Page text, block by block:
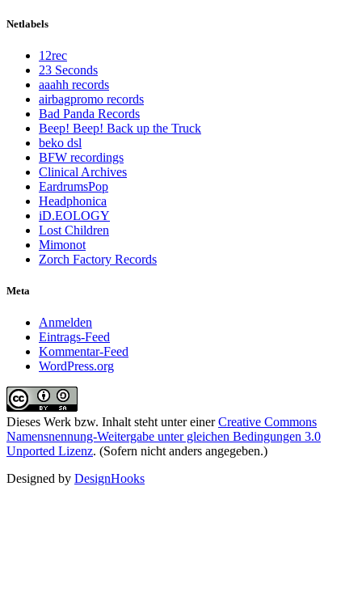
Netlabels
12rec
23 Seconds
aaahh records
airbagpromo records
Bad Panda Records
Beep! Beep! Back up the Truck
beko dsl
BFW recordings
Clinical Archives
EardrumsPop
Headphonica
iD.EOLOGY
Lost Children
Mimonot
Zorch Factory Records
Meta
Anmelden
Eintrags-Feed
Kommentar-Feed
WordPress.org
Dieses Werk bzw. Inhalt steht unter einerCreative Commons
Namensnennung-Weitergabe unter gleichen Bedingungen 3.0
Unported Lizenz. (Sofern nicht anders angegeben.)
Designed by DesignHooks